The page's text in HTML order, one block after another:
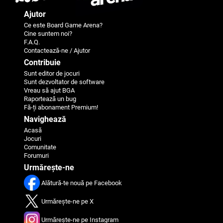
Ajutor
Ce este Board Game Arena?
Cine suntem noi?
F.A.Q.
Contactează-ne / Ajutor
Contribuie
Sunt editor de jocuri
Sunt dezvoltator de software
Vreau să ajut BGA
Raportează un bug
Fă-ți abonament Premium!
Navighează
Acasă
Jocuri
Comunitate
Forumuri
Urmărește-ne
Alătură-te nouă pe Facebook
Urmărește-ne pe X
Urmărește-ne pe Instagram